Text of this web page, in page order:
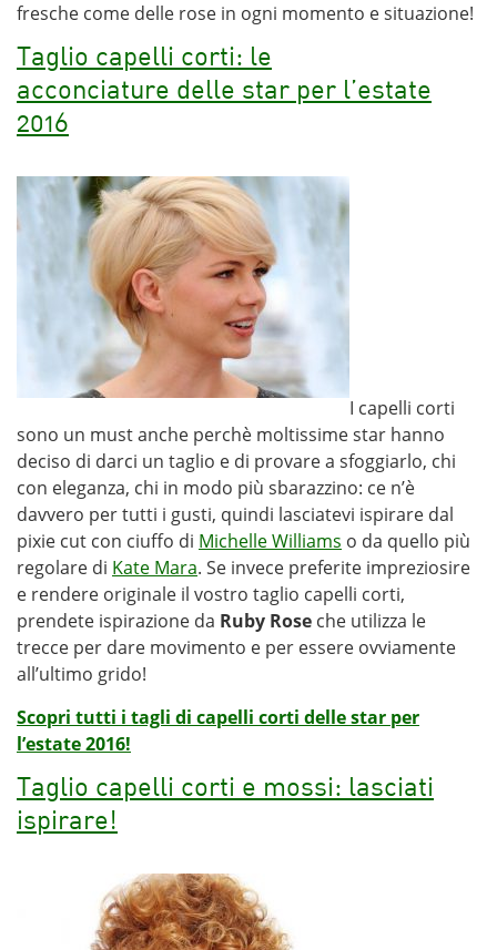
fresche come delle rose in ogni momento e situazione!
Taglio capelli corti: le
acconciature delle star per l’estate
2016
I capelli corti
sono un must anche perchè moltissime star hanno
deciso di darci un taglio e di provare a sfoggiarlo, chi
con eleganza, chi in modo più sbarazzino: ce n’è
davvero per tutti i gusti, quindi lasciatevi ispirare dal
pixie cut con ciuffo di Michelle Williams o da quello più
regolare di Kate Mara. Se invece preferite impreziosire
e rendere originale il vostro taglio capelli corti,
prendete ispirazione da Ruby Rose che utilizza le
trecce per dare movimento e per essere ovviamente
all’ultimo grido!
Scopri tutti i tagli di capelli corti delle star per
l’estate 2016!
Taglio capelli corti e mossi: lasciati
ispirare!